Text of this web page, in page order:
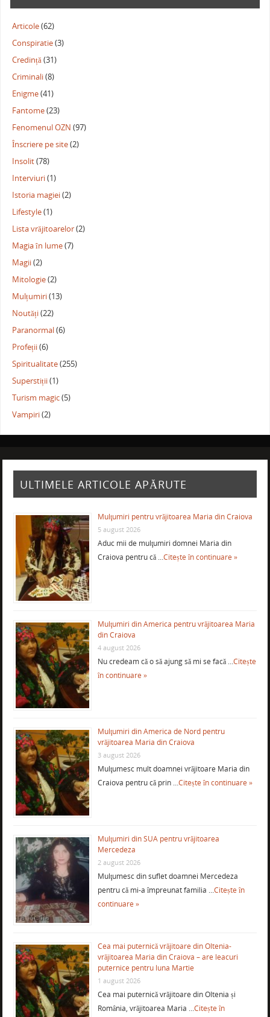
Articole(62)
Conspiratie(3)
Credință(31)
Criminali(8)
Enigme(41)
Fantome(23)
Fenomenul OZN (97)
Înscriere pe site(2)
Insolit(78)
Interviuri(1)
Istoria magiei(2)
Lifestyle(1)
Lista vrăjitoarelor(2)
Magia în lume(7)
Magii(2)
Mitologie(2)
Mulțumiri(13)
Noutăți(22)
Paranormal(6)
Profeții(6)
Spiritualitate(255)
Superstiții(1)
Turism magic(5)
Vampiri(2)
ULTIMELE ARTICOLE APĂRUTE
Mulţumiri pentru vrăjitoarea Maria din Craiova
5 august 2026
Aduc mii de mulţumiri domnei Maria din
Craiova pentru că …Citește în continuare »
Mulţumiri din America pentru vrăjitoarea Maria
din Craiova
4 august 2026
Nu credeam că o să ajung să mi se facă …Citește
în continuare »
Mulţumiri din America de Nord pentru
vrăjitoarea Maria din Craiova
3 august 2026
Mulţumesc mult doamnei vrăjitoare Maria din
Craiova pentru că prin …Citește în continuare »
Mulţumiri din SUA pentru vrăjitoarea
Mercedeza
2 august 2026
Mulţumesc din suflet doamnei Mercedeza
pentru că mi-a împreunat familia …Citește în
continuare »
Cea mai puternică vrăjitoare din Oltenia-
vrăjitoarea Maria din Craiova – are leacuri
puternice pentru luna Martie
1 august 2026
Cea mai puternică vrăjitoare din Oltenia și
România, vrăjitoarea Maria …Citește în